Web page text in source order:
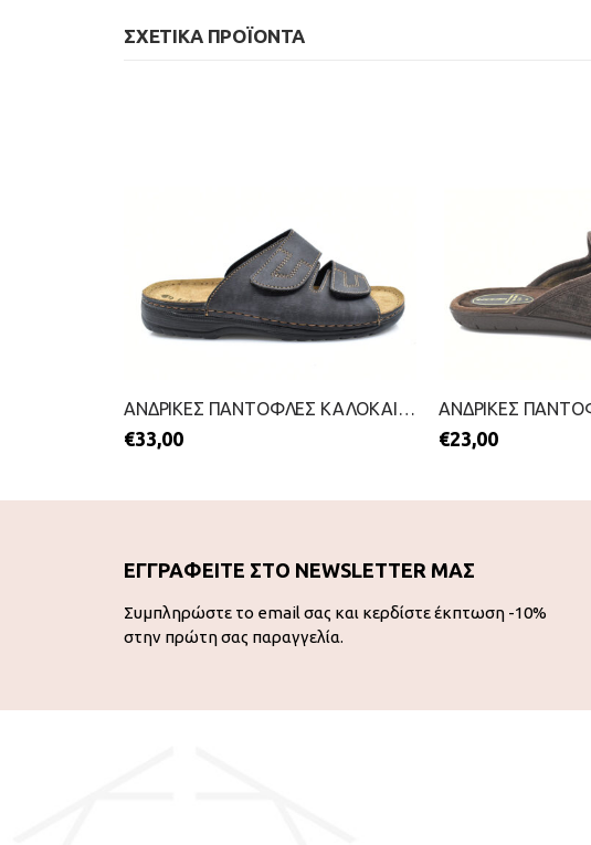
ΣΧΕΤΙΚΆ ΠΡΟΪΌΝΤΑ
ΑΝΔΡΙΚΕΣ ΠΑΝΤΟΦΛΕΣ ΚΑΛΟΚΑΙΡΙΝΕΣ-INBLU-2199-0515-ΜΑΥΡΟ
€33,00 €23,00
ΕΓΓΡΑΦΕΙΤΕ ΣΤΟ NEWSLETTER ΜΑΣ
Συμπληρώστε το email σας και κερδίστε έκπτωση -10%
στην πρώτη σας παραγγελία.